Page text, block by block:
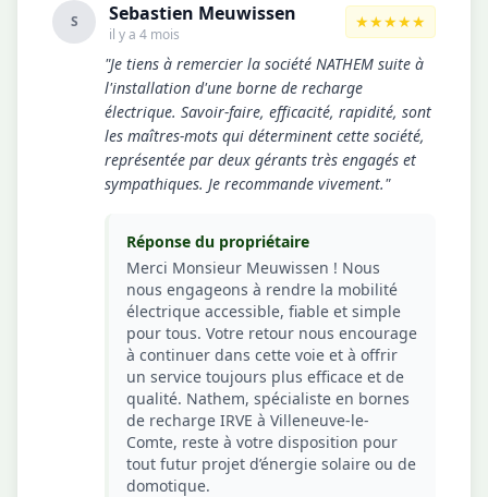
S Sebastien Meuwissen
il y a 4 mois
★★★★★
"Je tiens à remercier la société NATHEM suite à
l'installation d'une borne de recharge
électrique. Savoir-faire, efficacité, rapidité, sont
les maîtres-mots qui déterminent cette société,
représentée par deux gérants très engagés et
sympathiques. Je recommande vivement."
Réponse du propriétaire
Merci Monsieur Meuwissen ! Nous
nous engageons à rendre la mobilité
électrique accessible, fiable et simple
pour tous. Votre retour nous encourage
à continuer dans cette voie et à offrir
un service toujours plus efficace et de
qualité. Nathem, spécialiste en bornes
de recharge IRVE à Villeneuve-le-
Comte, reste à votre disposition pour
tout futur projet d’énergie solaire ou de
domotique.